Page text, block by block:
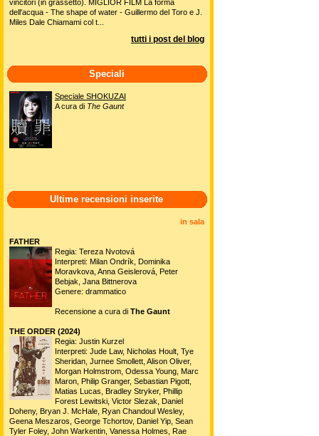
vincitori (in grassetto). MIGLIOR FILM La forma
dell'acqua - The shape of water - Guillermo del Toro e J.
Miles Dale Chiamami col t...
tutti i post del blog
Speciali
Speciale SHOKUZAI
A cura di The Gaunt
Ultime recensioni inserite
in sala
FATHER
Regia: Tereza Nvotová
Interpreti: Milan Ondrík, Dominika
Moravkova, Anna Geislerová, Peter
Bebjak, Jana Bittnerova
Genere: drammatico
Recensione a cura di The Gaunt
THE ORDER (2024)
Regia: Justin Kurzel
Interpreti: Jude Law, Nicholas Hoult, Tye
Sheridan, Jurnee Smollett, Alison Oliver,
Morgan Holmstrom, Odessa Young, Marc
Maron, Philip Granger, Sebastian Pigott,
Matias Lucas, Bradley Stryker, Phillip
Forest Lewitski, Victor Slezak, Daniel
Doheny, Bryan J. McHale, Ryan Chandoul Wesley,
Geena Meszaros, George Tchortov, Daniel Yip, Sean
Tyler Foley, John Warkentin, Vanessa Holmes, Rae